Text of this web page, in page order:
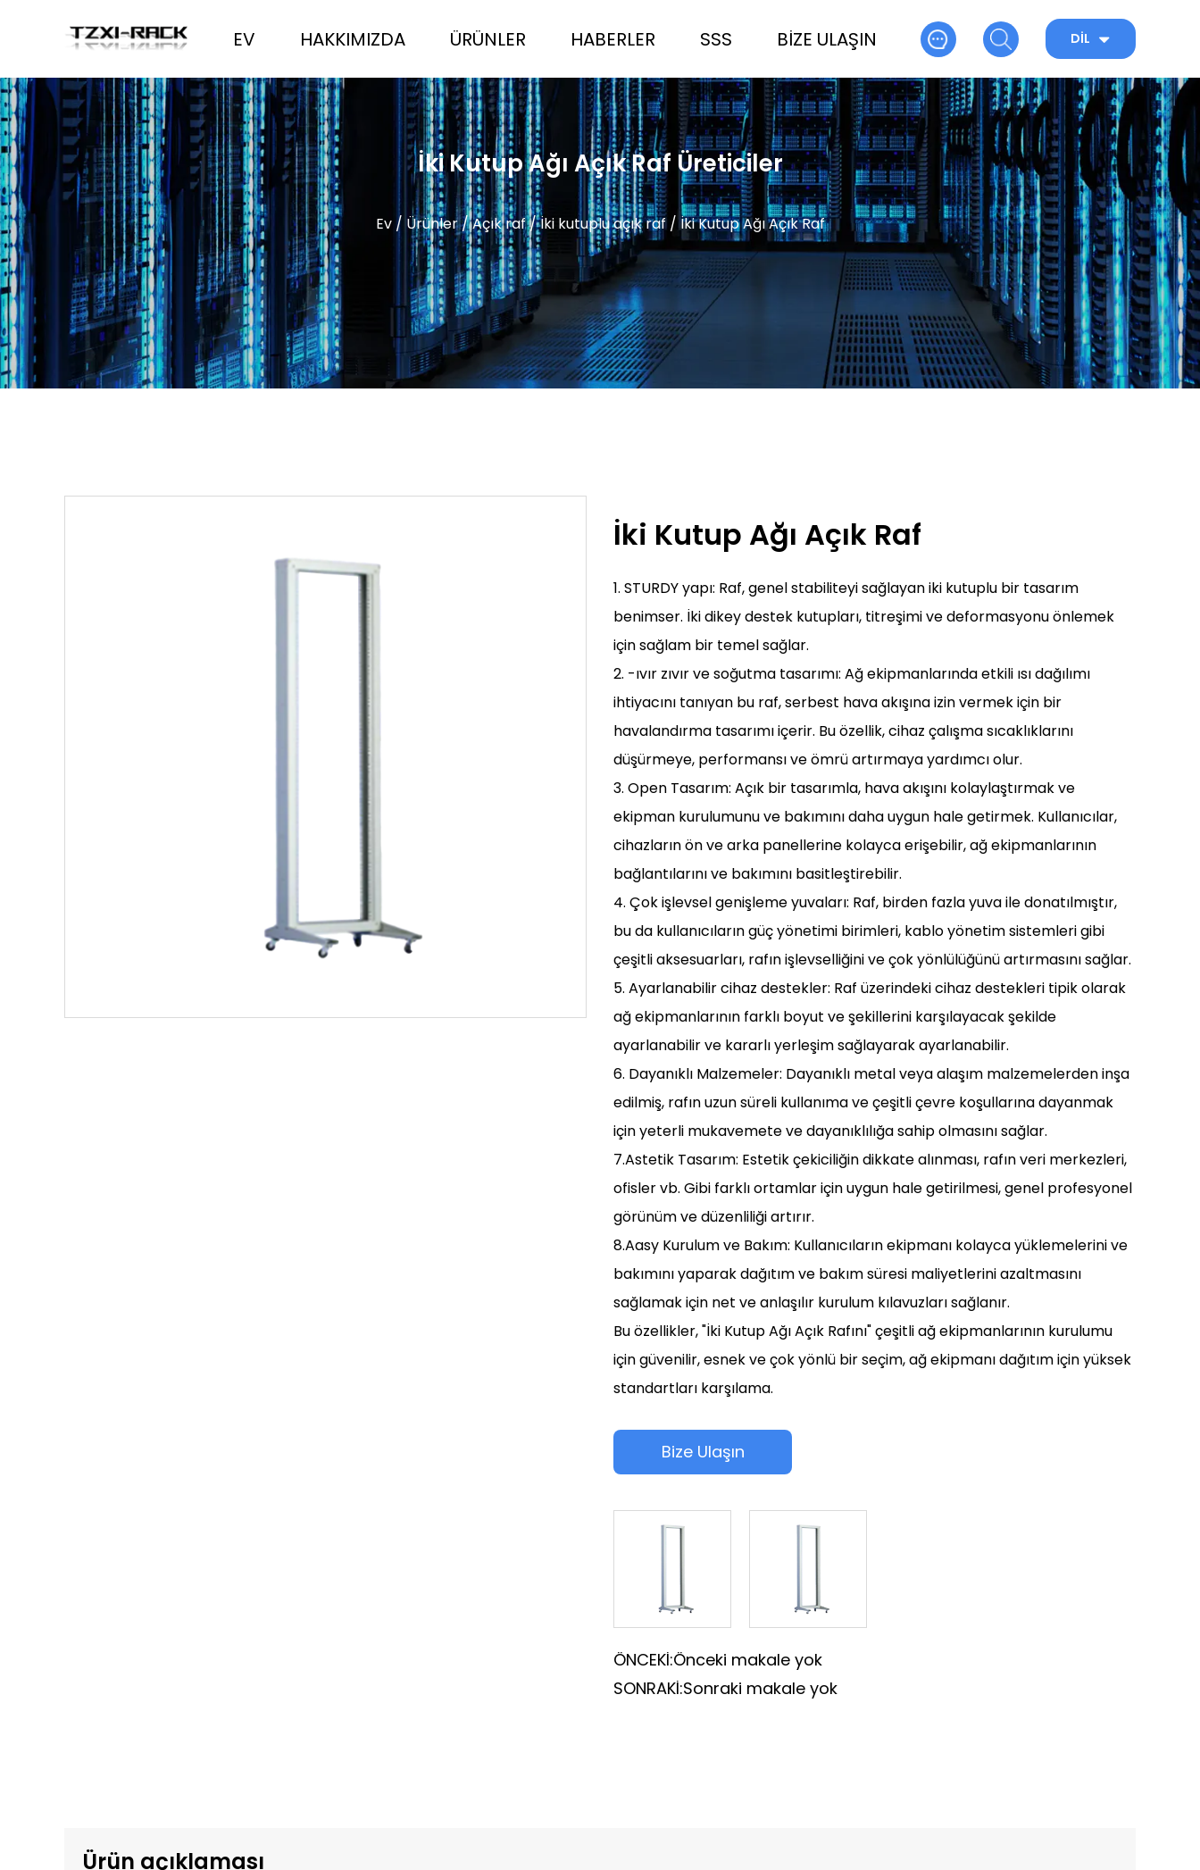
EV HAKKIMIZDA ÜRÜNLER HABERLER SSS BIZE ULAŞIN DIL
İki Kutup Ağı Açık Raf Üreticiler
Ev/ Ürünler/Açık raf/İki kutuplu açık raf/İki Kutup Ağı Açık Raf
İki Kutup Ağı Açık Raf
1. STURDY yapı: Raf, genel stabiliteyi sağlayan iki kutuplu bir tasarım
benimser. İki dikey destek kutupları, titreşimi ve deformasyonu önlemek
için sağlam bir temel sağlar.
2. -ıvır zıvır ve soğutma tasarımı: Ağ ekipmanlarında etkili ısı dağılımı
ihtiyacını tanıyan bu raf, serbest hava akışına izin vermek için bir
havalandırma tasarımı içerir. Bu özellik, cihaz çalışma sıcaklıklarını
düşürmeye, performansı ve ömrü artırmaya yardımcı olur.
3. Open Tasarım: Açık bir tasarımla, hava akışını kolaylaştırmak ve
ekipman kurulumunu ve bakımını daha uygun hale getirmek. Kullanıcılar,
cihazların ön ve arka panellerine kolayca erişebilir, ağ ekipmanlarının
bağlantılarını ve bakımını basitleştirebilir.
4. Çok işlevsel genişleme yuvaları: Raf, birden fazla yuva ile donatılmıştır,
bu da kullanıcıların güç yönetimi birimleri, kablo yönetim sistemleri gibi
çeşitli aksesuarları, rafın işlevselliğini ve çok yönlülüğünü artırmasını sağlar.
5. Ayarlanabilir cihaz destekler: Raf üzerindeki cihaz destekleri tipik olarak
ağ ekipmanlarının farklı boyut ve şekillerini karşılayacak şekilde
ayarlanabilir ve kararlı yerleşim sağlayarak ayarlanabilir.
6. Dayanıklı Malzemeler: Dayanıklı metal veya alaşım malzemelerden inşa
edilmiş, rafın uzun süreli kullanıma ve çeşitli çevre koşullarına dayanmak
için yeterli mukavemete ve dayanıklılığa sahip olmasını sağlar.
7.Astetik Tasarım: Estetik çekiciliğin dikkate alınması, rafın veri merkezleri,
ofisler vb. Gibi farklı ortamlar için uygun hale getirilmesi, genel profesyonel
görünüm ve düzenliliği artırır.
8.Aasy Kurulum ve Bakım: Kullanıcıların ekipmanı kolayca yüklemelerini ve
bakımını yaparak dağıtım ve bakım süresi maliyetlerini azaltmasını
sağlamak için net ve anlaşılır kurulum kılavuzları sağlanır.
Bu özellikler, "İki Kutup Ağı Açık Rafını" çeşitli ağ ekipmanlarının kurulumu
için güvenilir, esnek ve çok yönlü bir seçim, ağ ekipmanı dağıtım için yüksek
standartları karşılama.
Bize Ulaşın
ÖNCEKİ:Önceki makale yok
SONRAKİ:Sonraki makale yok
Ürün açıklaması